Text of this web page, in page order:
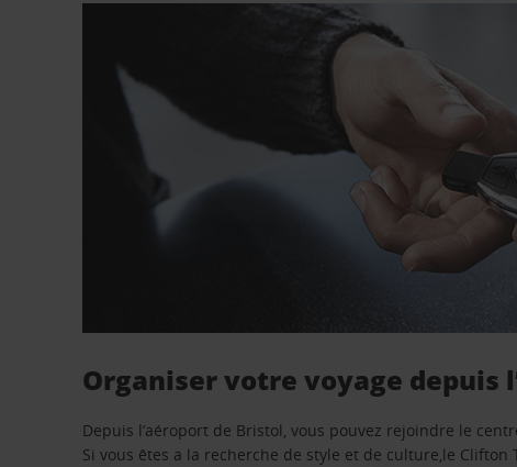
Organiser votre voyage depuis
Depuis l’aéroport de Bristol, vous pouvez rejoindre le
Si vous êtes a la recherche de style et de culture,le